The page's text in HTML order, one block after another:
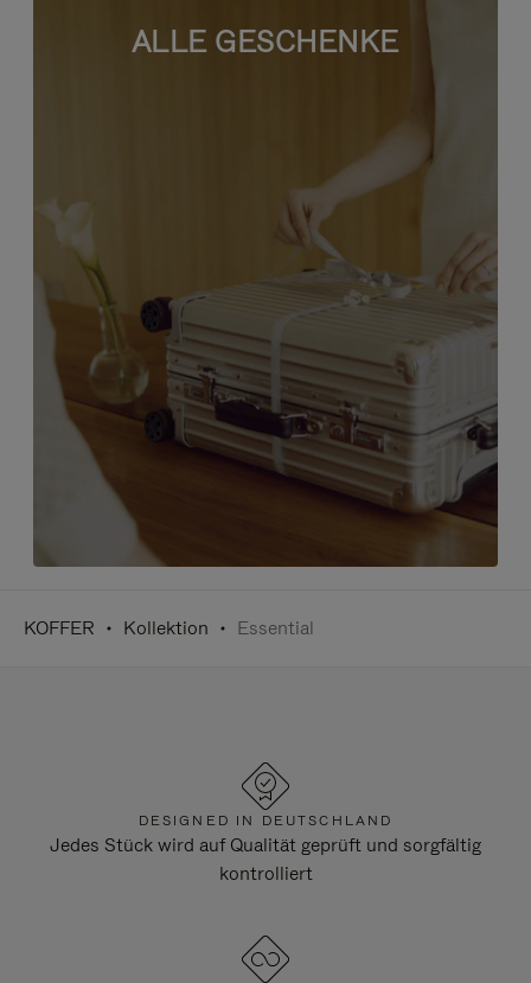
ALLE GESCHENKE
KOFFER Kollektion Essential
DESIGNED IN DEUTSCHLAND
Jedes Stück wird auf Qualität geprüft und sorgfältig
kontrolliert